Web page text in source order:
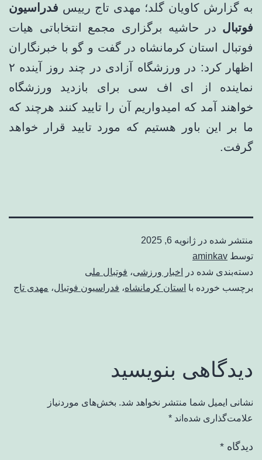
به گزارش کاویان گلد؛ مهدی تاج رییس فدراسیون
فوتبال در حاشیه برگزاری مجمع انتخاباتی هیات
فوتبال استان کرمانشاه در گفت و گو با خبرنگاران
اظهار کرد: در ورزشگاه آزادی در چند روز آینده ۲
نماینده از ای اف سی برای بازدید ورزشگاه
خواهند آمد که امیدواریم آن را تایید کنند هرچند که
ما بر این باور هستیم که مورد تایید قرار خواهد
گرفت.
منتشر شده در ژانویه 6, 2025
توسط aminkav
دسته‌بندی شده در
اخبار ورزشی، فوتبال ملی
برچسب خورده با استان کرمانشاه، فدراسیون فوتبال، مهدی تاج
دیدگاهی بنویسید
نشانی ایمیل شما منتشر نخواهد شد. بخش‌های موردنیاز
علامت‌گذاری شده‌اند *
دیدگاه *